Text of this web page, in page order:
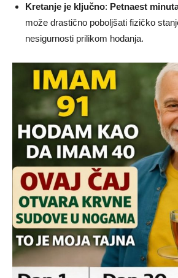
Kretanje je ključno: Petnaest
može drastično poboljšati fizičko
nesigurnosti prilikom hodanja.